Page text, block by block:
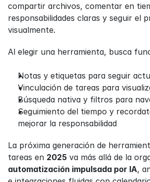
compartir archivos, comentar en
responsabilidades claras y seguir el
visualmente.
Al elegir una herramienta, busca
Notas y etiquetas para seguir
Vinculación de tareas para
Búsqueda nativa y filtros para
Seguimiento del tiempo y
mejorar la responsabilidad
La próxima generación de
tareas en 2025
automatización impulsada por IA,